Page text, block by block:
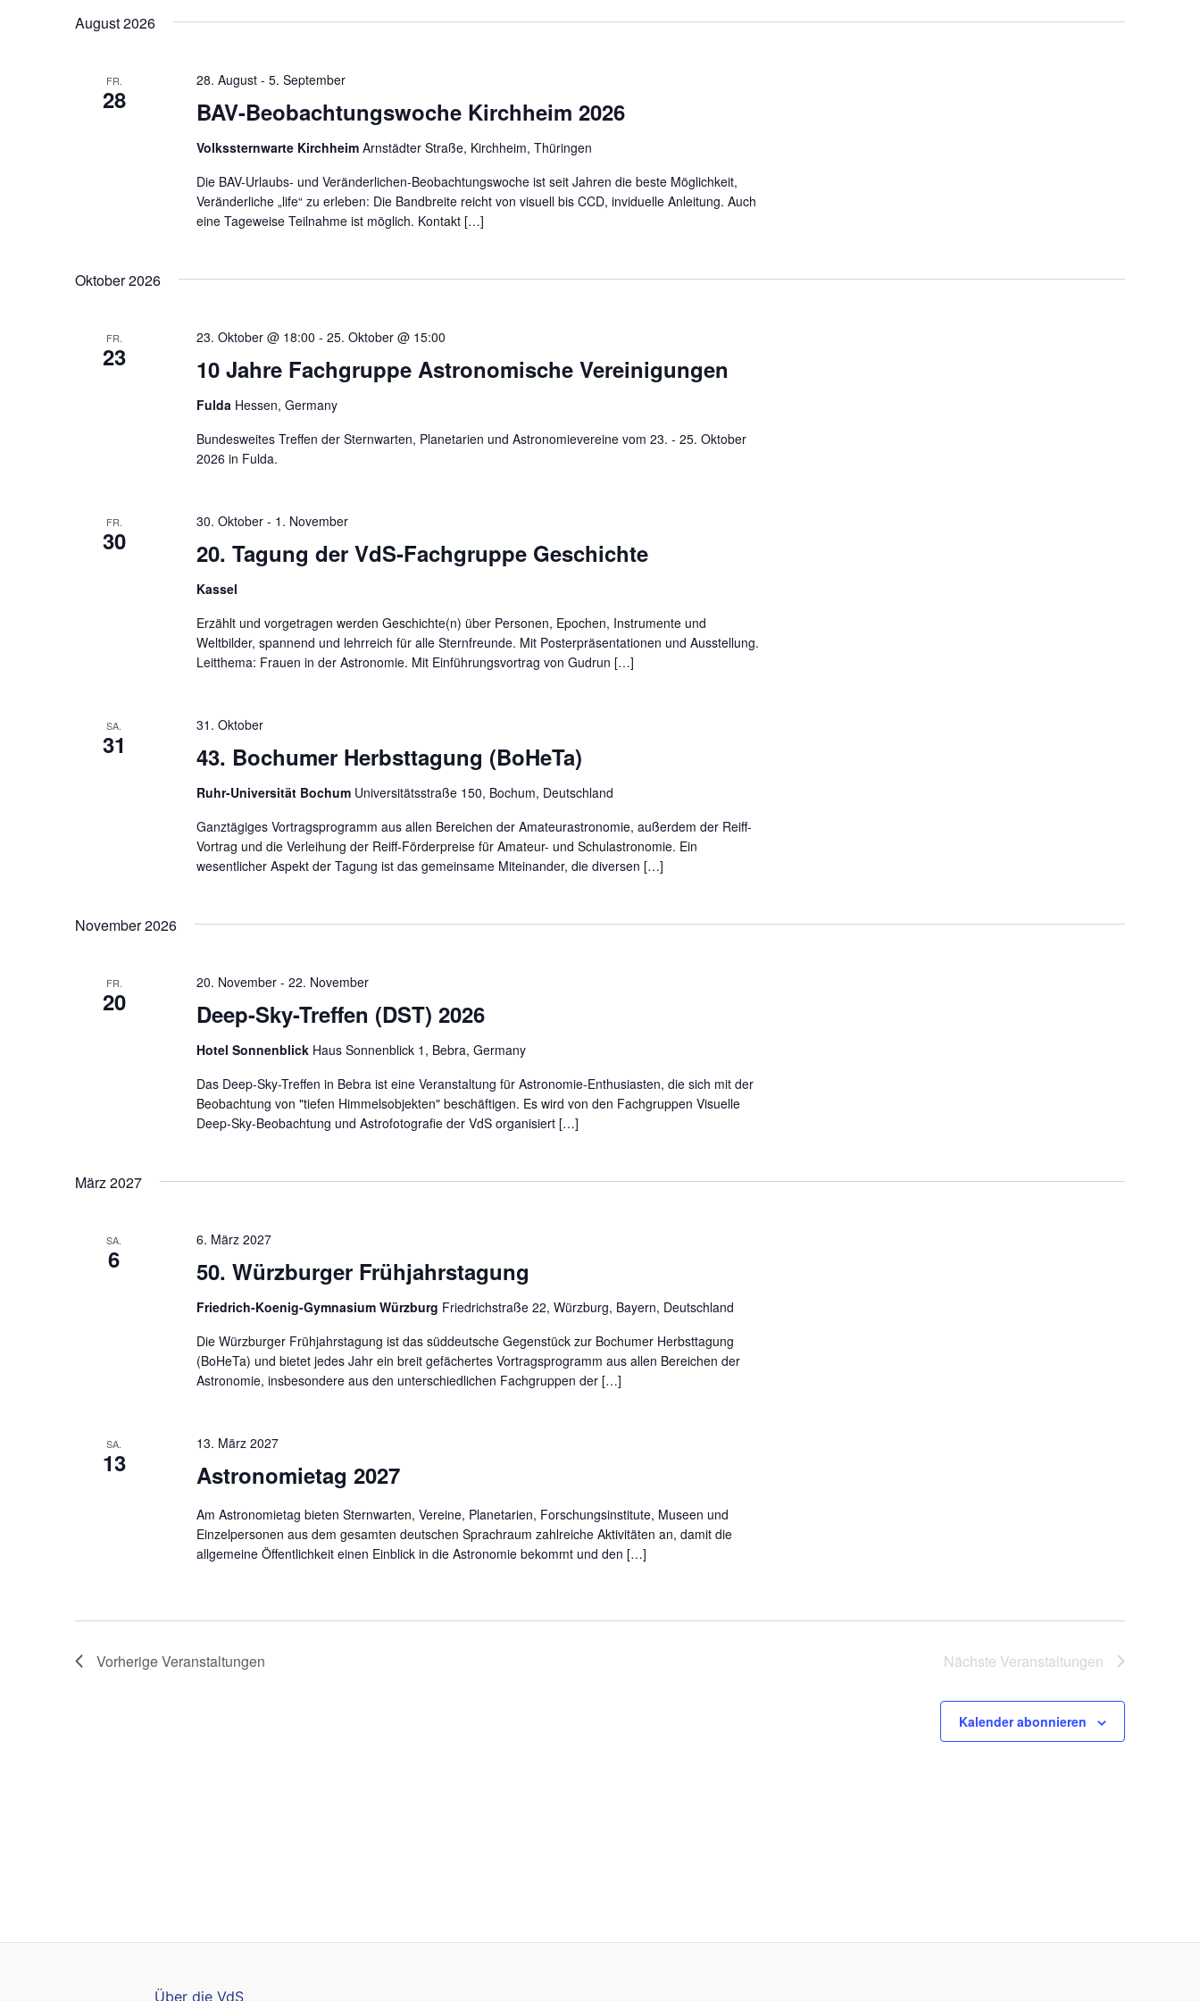
August 2026
FR.
28 BAV-Beobachtungswoche Kirchheim 2026
28. August- 5. September
Volkssternwarte Kirchheim Arnstädter Straße, Kirchheim, Thüringen
Die BAV-Urlaubs- und Veränderlichen-Beobachtungswoche ist seit Jahren die beste Möglichkeit,
Veränderliche „life“ zu erleben: Die Bandbreite reicht von visuell bis CCD, inviduelle Anleitung. Auch
eine Tageweise Teilnahme ist möglich. Kontakt […]
Oktober 2026
FR.
23 10 Jahre Fachgruppe Astronomische Vereinigungen
23. Oktober @ 18:00 - 25. Oktober @ 15:00
Fulda Hessen, Germany
Bundesweites Treffen der Sternwarten, Planetarien und Astronomievereine vom 23. - 25. Oktober
2026 in Fulda.
FR.
30 20. Tagung der VdS-Fachgruppe Geschichte
30. Oktober- 1. November
Kassel
Erzählt und vorgetragen werden Geschichte(n) über Personen, Epochen, Instrumente und
Weltbilder, spannend und lehrreich für alle Sternfreunde. Mit Posterpräsentationen und Ausstellung.
Leitthema: Frauen in der Astronomie. Mit Einführungsvortrag von Gudrun […]
SA.
31 43. Bochumer Herbsttagung (BoHeTa)
31. Oktober
Ruhr-Universität Bochum Universitätsstraße 150, Bochum, Deutschland
Ganztägiges Vortragsprogramm aus allen Bereichen der Amateurastronomie, außerdem der Reiff-
Vortrag und die Verleihung der Reiff-Förderpreise für Amateur- und Schulastronomie. Ein
wesentlicher Aspekt der Tagung ist das gemeinsame Miteinander, die diversen […]
November 2026
FR.
20 Deep-Sky-Treffen (DST) 2026
20. November- 22. November
Hotel Sonnenblick Haus Sonnenblick 1, Bebra, Germany
Das Deep-Sky-Treffen in Bebra ist eine Veranstaltung für Astronomie-Enthusiasten, die sich mit der
Beobachtung von "tiefen Himmelsobjekten" beschäftigen. Es wird von den Fachgruppen Visuelle
Deep-Sky-Beobachtung und Astrofotografie der VdS organisiert […]
März 2027
SA.
6 50. Würzburger Frühjahrstagung
6. März 2027
Friedrich-Koenig-Gymnasium Würzburg Friedrichstraße 22, Würzburg, Bayern, Deutschland
Die Würzburger Frühjahrstagung ist das süddeutsche Gegenstück zur Bochumer Herbsttagung
(BoHeTa) und bietet jedes Jahr ein breit gefächertes Vortragsprogramm aus allen Bereichen der
Astronomie, insbesondere aus den unterschiedlichen Fachgruppen der […]
SA.
13 Astronomietag 2027
13. März 2027
Am Astronomietag bieten Sternwarten, Vereine, Planetarien, Forschungsinstitute, Museen und
Einzelpersonen aus dem gesamten deutschen Sprachraum zahlreiche Aktivitäten an, damit die
allgemeine Öffentlichkeit einen Einblick in die Astronomie bekommt und den […]
VorherigeVeranstaltungen Nächste Veranstaltungen
Kalender abonnieren
Über die VdS